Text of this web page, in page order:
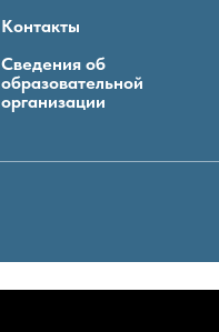
Контакты
Сведения об
образовательной
организации